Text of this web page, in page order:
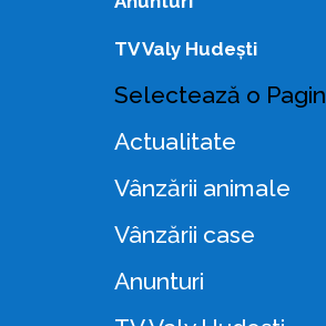
TV Valy Hudești
Selectează o
Actualitate
Vânzării animale
Vânzării case
Anunturi